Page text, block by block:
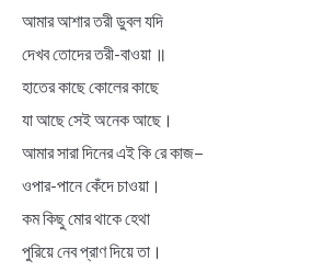
আমার আশার তরী ডুবল যদি
দেখব তোদের তরী-বাওয়া ॥
হাতের কাছে কোলের কাছে
যা আছে সেই অনেক আছে।
আমার সারা দিনের এই কি রে কাজ–
ওপার-পানে কেঁদে চাওয়া।
কম কিছু মোর থাকে হেথা
পুরিয়ে নেব প্রাণ দিয়ে তা।